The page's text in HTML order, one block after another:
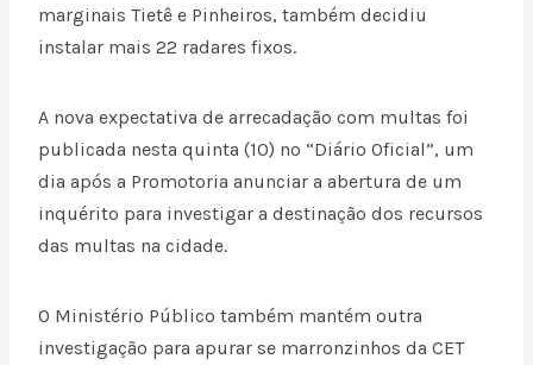
marginais Tietê e Pinheiros, também decidiu
instalar mais 22 radares fixos.
A nova expectativa de arrecadação com multas foi
publicada nesta quinta (10) no “Diário Oficial”, um
dia após a Promotoria anunciar a abertura de um
inquérito para investigar a destinação dos recursos
das multas na cidade.
O Ministério Público também mantém outra
investigação para apurar se marronzinhos da CET